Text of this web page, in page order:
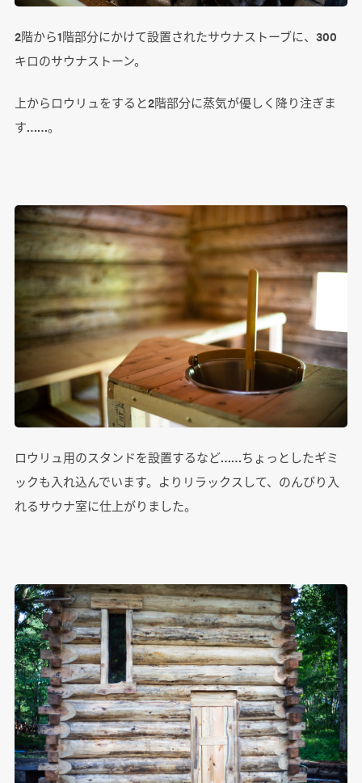
2階から1階部分にかけて設置されたサウナストーブに、300
キロのサウナストーン。
上からロウリュをすると2階部分に蒸気が優しく降り注ぎま
す……。
ロウリュ用のスタンドを設置するなど……ちょっとしたギミ
ックも入れ込んでいます。よりリラックスして、のんびり入
れるサウナ室に仕上がりました。